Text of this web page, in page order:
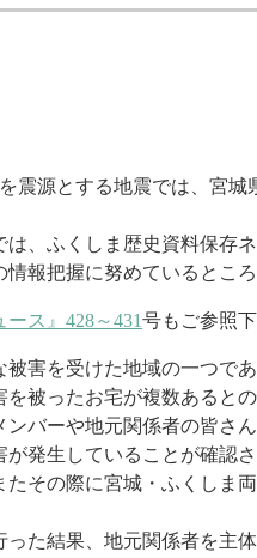
震源とする地震では、宮
、ふくしま歴史資料保存
情報把握に努めているとこ
ース』428～431号もご参照
害を受けた地域の一つで
被ったお宅が複数あると
ンバーや地元関係者の皆さ
発生していることが確認
その際に宮城・ふくしま
た結果、地元関係者を主